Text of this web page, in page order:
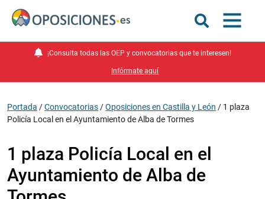
¡Consulta todas las OEP y convocatorias que te interesen!
Infórmate aquí
Portada /Convocatorias /Oposiciones en Castilla y León / 1 plaza
Policía Local en el Ayuntamiento de Alba de Tormes
1 plaza Policía Local en el
Ayuntamiento de Alba de